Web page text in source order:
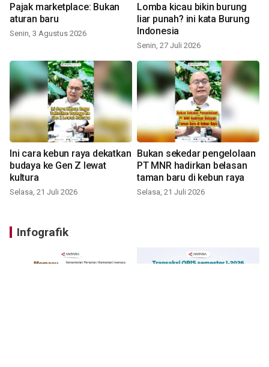
Pajak marketplace: Bukan
aturan baru
Senin, 3 Agustus 2026
Lomba kicau bikin burung
liar punah? ini kata Burung
Indonesia
Senin, 27 Juli 2026
Ini cara kebun raya dekatkan
budaya ke Gen Z lewat
kultura
Selasa, 21 Juli 2026
Bukan sekedar pengelolaan
PT MNR hadirkan belasan
taman baru di kebun raya
Selasa, 21 Juli 2026
Infografik